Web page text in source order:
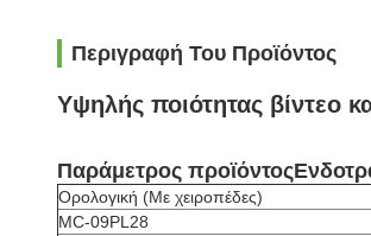
Περιγραφή Του Προϊόντος
Υψηλής ποιότητας βίντεο
Παράμετρος προϊόντος
Ορολογική (Με χειροπέδες)
MC-09PL28